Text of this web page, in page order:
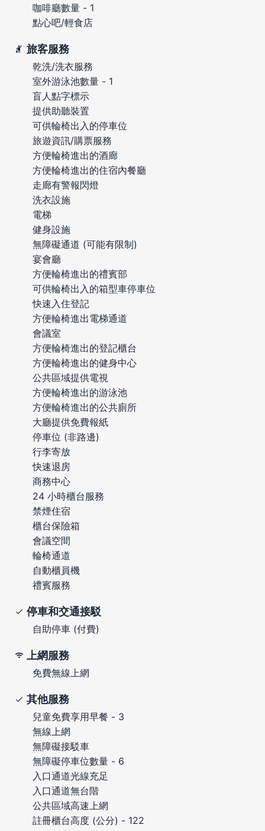
咖啡廳數量 - 1
點心吧/輕食店
旅客服務
乾洗/洗衣服務
室外游泳池數量 - 1
盲人點字標示
提供助聽裝置
可供輪椅出入的停車位
旅遊資訊/購票服務
方便輪椅進出的酒廊
方便輪椅進出的住宿內餐廳
走廊有警報閃燈
洗衣設施
電梯
健身設施
無障礙通道 (可能有限制)
宴會廳
方便輪椅進出的禮賓部
可供輪椅出入的箱型車停車位
快速入住登記
方便輪椅進出電梯通道
會議室
方便輪椅進出的登記櫃台
方便輪椅進出的健身中心
公共區域提供電視
方便輪椅進出的游泳池
方便輪椅進出的公共廁所
大廳提供免費報紙
停車位 (非路邊)
行李寄放
快速退房
商務中心
24 小時櫃台服務
禁煙住宿
櫃台保險箱
會議空間
輪椅通道
自動櫃員機
禮賓服務
停車和交通接駁
自助停車 (付費)
上網服務
免費無線上網
其他服務
兒童免費享用早餐 - 3
無線上網
無障礙接駁車
無障礙停車位數量 - 6
入口通道光線充足
入口通道無台階
公共區域高速上網
註冊櫃台高度 (公分) - 122